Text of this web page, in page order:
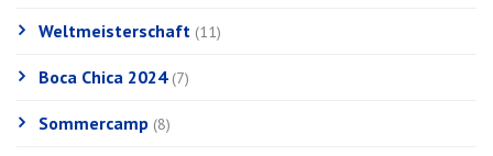
Weltmeisterschaft (11)
Boca Chica 2024(7)
Sommercamp (8)